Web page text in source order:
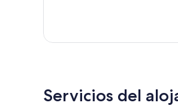
Servicios del